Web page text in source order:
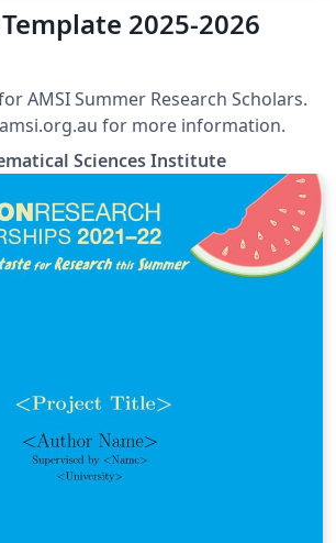
Template 2025-2026
AMSI Summer Research Scholars.
for more information.
Sciences Institute